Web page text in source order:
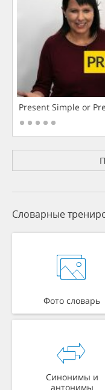
Present Simple or
Словарные
Фото словарь
Синонимы и
антонимы